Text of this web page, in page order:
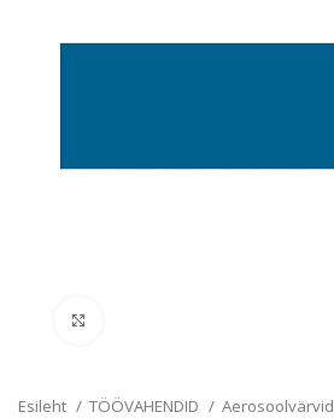
Esileht TÖÖVAHENDID
Aerosoolvärvid